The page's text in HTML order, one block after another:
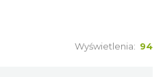
Wyświetlenia: 94